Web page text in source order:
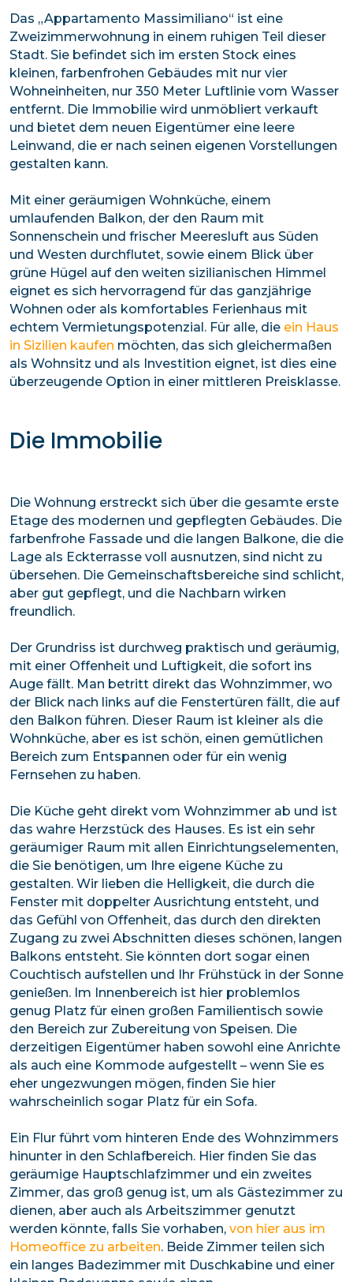
Das „Appartamento Massimiliano“ ist eine
Zweizimmerwohnung in einem ruhigen Teil dieser
Stadt. Sie befindet sich im ersten Stock eines
kleinen, farbenfrohen Gebäudes mit nur vier
Wohneinheiten, nur 350 Meter Luftlinie vom Wasser
entfernt. Die Immobilie wird unmöbliert verkauft
und bietet dem neuen Eigentümer eine leere
Leinwand, die er nach seinen eigenen Vorstellungen
gestalten kann.
Mit einer geräumigen Wohnküche, einem
umlaufenden Balkon, der den Raum mit
Sonnenschein und frischer Meeresluft aus Süden
und Westen durchflutet, sowie einem Blick über
grüne Hügel auf den weiten sizilianischen Himmel
eignet es sich hervorragend für das ganzjährige
Wohnen oder als komfortables Ferienhaus mit
echtem Vermietungspotenzial. Für alle, die ein Haus
in Sizilien kaufen möchten, das sich gleichermaßen
als Wohnsitz und als Investition eignet, ist dies eine
überzeugende Option in einer mittleren Preisklasse.
Die Immobilie
Die Wohnung erstreckt sich über die gesamte erste
Etage des modernen und gepflegten Gebäudes. Die
farbenfrohe Fassade und die langen Balkone, die die
Lage als Eckterrasse voll ausnutzen, sind nicht zu
übersehen. Die Gemeinschaftsbereiche sind schlicht,
aber gut gepflegt, und die Nachbarn wirken
freundlich.
Der Grundriss ist durchweg praktisch und geräumig,
mit einer Offenheit und Luftigkeit, die sofort ins
Auge fällt. Man betritt direkt das Wohnzimmer, wo
der Blick nach links auf die Fenstertüren fällt, die auf
den Balkon führen. Dieser Raum ist kleiner als die
Wohnküche, aber es ist schön, einen gemütlichen
Bereich zum Entspannen oder für ein wenig
Fernsehen zu haben.
Die Küche geht direkt vom Wohnzimmer ab und ist
das wahre Herzstück des Hauses. Es ist ein sehr
geräumiger Raum mit allen Einrichtungselementen,
die Sie benötigen, um Ihre eigene Küche zu
gestalten. Wir lieben die Helligkeit, die durch die
Fenster mit doppelter Ausrichtung entsteht, und
das Gefühl von Offenheit, das durch den direkten
Zugang zu zwei Abschnitten dieses schönen, langen
Balkons entsteht. Sie könnten dort sogar einen
Couchtisch aufstellen und Ihr Frühstück in der Sonne
genießen. Im Innenbereich ist hier problemlos
genug Platz für einen großen Familientisch sowie
den Bereich zur Zubereitung von Speisen. Die
derzeitigen Eigentümer haben sowohl eine Anrichte
als auch eine Kommode aufgestellt – wenn Sie es
eher ungezwungen mögen, finden Sie hier
wahrscheinlich sogar Platz für ein Sofa.
Ein Flur führt vom hinteren Ende des Wohnzimmers
hinunter in den Schlafbereich. Hier finden Sie das
geräumige Hauptschlafzimmer und ein zweites
Zimmer, das groß genug ist, um als Gästezimmer zu
dienen, aber auch als Arbeitszimmer genutzt
werden könnte, falls Sie vorhaben, von hier aus im
Homeoffice zu arbeiten. Beide Zimmer teilen sich
ein langes Badezimmer mit Duschkabine und einer